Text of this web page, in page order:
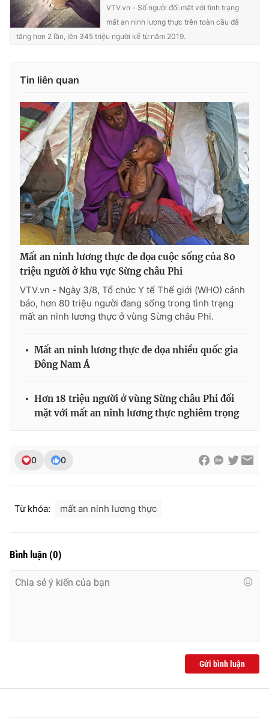
Ðiện thoại Thời báo VTV:024.66 897 897
Email: toasoan@vtv.vn
Liên hệ quảng cáo:024-7300.7108
® Cấm sao chép dưới mọi hình thức nếu không có sự chấp
thuận bằng văn bản. Ghi rõ nguồn VTV.vn khi phát hành lại
thông tin từ website này.
VTV.vn - Số người đối mặt với tình trạng
mất an ninh lương thực trên toàn cầu đã
tăng hơn 2 lần, lên 345 triệu người kể từ năm 2019.
Tin liên quan
Mất an ninh lương thực đe dọa cuộc sống của 80
triệu người ở khu vực Sừng châu Phi
VTV.vn - Ngày 3/8, Tổ chức Y tế Thế giới (WHO) cảnh
báo, hơn 80 triệu người đang sống trong tình trạng
mất an ninh lương thực ở vùng Sừng châu Phi.
Mất an ninh lương thực đe dọa nhiều quốc gia
Đông Nam Á
Hơn 18 triệu người ở vùng Sừng châu Phi đối
mặt với mất an ninh lương thực nghiêm trọng
0 0
Từ khóa: mất an ninh lương thực
Bình luận (0)
Gửi bình luận